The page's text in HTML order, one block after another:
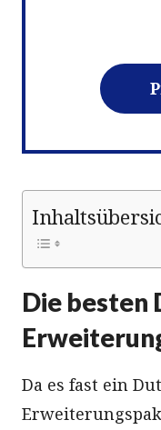
Die besten
Da es fast ein